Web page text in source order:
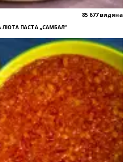
85 677 видяна
ПАСТА „САМБАЛ“